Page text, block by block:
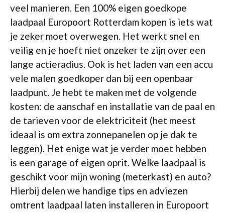
veel manieren. Een 100% eigen goedkope
laadpaal Europoort Rotterdam kopen is iets wat
je zeker moet overwegen. Het werkt snel en
veilig en je hoeft niet onzeker te zijn over een
lange actieradius. Ook is het laden van een accu
vele malen goedkoper dan bij een openbaar
laadpunt. Je hebt te maken met de volgende
kosten: de aanschaf en installatie van de paal en
de tarieven voor de elektriciteit (het meest
ideaal is om extra zonnepanelen op je dak te
leggen). Het enige wat je verder moet hebben
is een garage of eigen oprit. Welke laadpaal is
geschikt voor mijn woning (meterkast) en auto?
Hierbij delen we handige tips en adviezen
omtrent laadpaal laten installeren in Europoort